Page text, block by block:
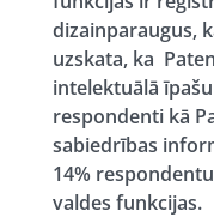
dizainparaugus,
uzskata, ka
intelektuālā
respondenti kā
sabiedrības
14%
valdes funkcijas.